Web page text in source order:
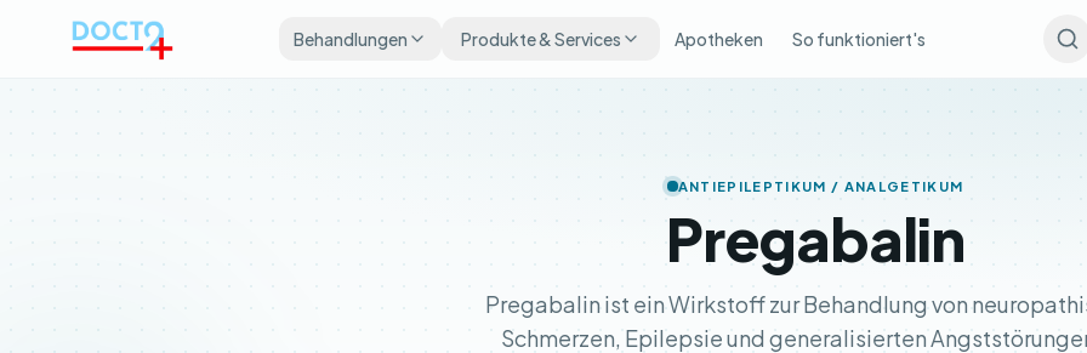
Behandlungen
Produkte & Services Apotheken So funktioniert's
ANTIEPILEPTIKUM / ANALGETIKUM
Pregabalin
Pregabalin ist ein Wirkstoff zur Behandlung von
Schmerzen, Epilepsie und generalisierten